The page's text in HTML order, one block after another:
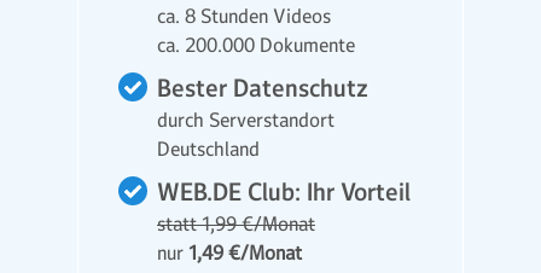
ca. 8 Stunden Videos
ca. 200.000 Dokumente
Bester Datenschutz
durch Serverstandort
Deutschland
WEB.DE Club: Ihr Vorteil
statt 1,99 €/Monat
nur 1,49 €/Monat